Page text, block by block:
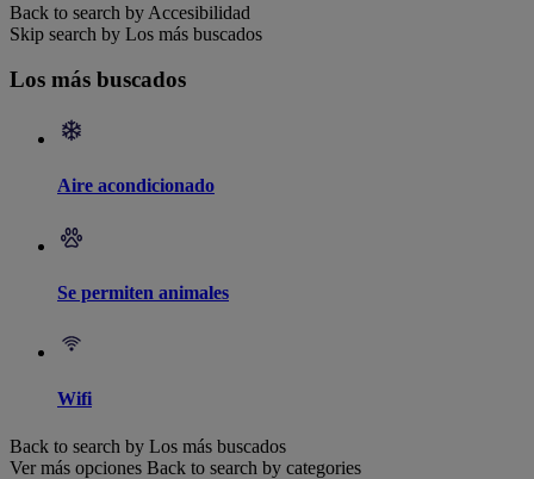
Back to search by Accesibilidad
Skip search by Los más buscados
Los más buscados
Aire acondicionado
Se permiten animales
Wifi
Back to search by Los más buscados
Ver más opciones Back to search by categories